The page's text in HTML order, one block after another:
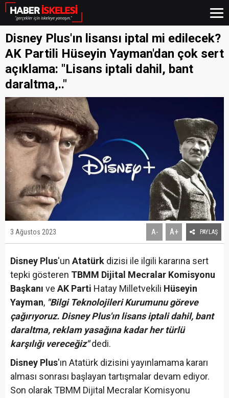
Disney Plus'ın lisansı iptal mi edilecek?
AK Partili Hüseyin Yayman'dan çok sert
açıklama: "Lisans iptali dahil, bant
daraltma,.."
3 Ağustos 2023 A- A+ PAYLAŞ
Disney Plus'un Atatürk dizisi ile ilgili kararına sert
tepki gösteren TBMM Dijital Mecralar Komisyonu
Başkanı ve AK Parti Hatay Milletvekili Hüseyin
Yayman, "Bilgi Teknolojileri Kurumunu göreve
çağırıyoruz. Disney Plus'ın lisans iptali dahil, bant
daraltma, reklam yasağına kadar her türlü
karşılığı vereceğiz"dedi.
Disney Plus'ın Atatürk dizisini yayınlamama kararı
alması sonrası başlayan tartışmalar devam ediyor.
Son olarak TBMM Dijital Mecralar Komisyonu